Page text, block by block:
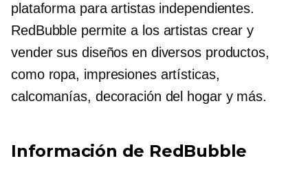
plataforma para artistas independientes.
RedBubble permite a los artistas crear y
vender sus diseños en diversos productos,
como ropa, impresiones artísticas,
calcomanías, decoración del hogar y más.
Información de RedBubble